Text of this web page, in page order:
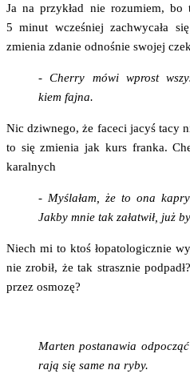
Ja na przy­kład nie rozu­miem,
5 minut wcze­śniej zachwy­ca­ła
zmie­nia zda­nie odno­śnie swo­jej
- Cher­ry mówi wprost
kiem fajna.
Nic dziw­ne­go, że face­ci jacyś tacy
to się zmie­nia jak kurs fran­ka.
karalnych
- Myśla­łam, że to ona
Jak­by mnie tak zała­twił, już
Niech mi to ktoś łopa­to­lo­gicz­nie
nie zro­bił, że tak strasz­nie
przez osmozę?
Mar­ten posta­na­wia
ra­ją się same na ryby.